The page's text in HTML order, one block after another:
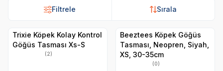
Filtrele Sırala
Filtrele Sırala
Trixie Köpek Kolay Kontrol
Göğüs Tasması Xs-S
(2)
Beeztees Köpek Göğüs
Tasması, Neopren, Siyah,
XS, 30-35cm
(0)